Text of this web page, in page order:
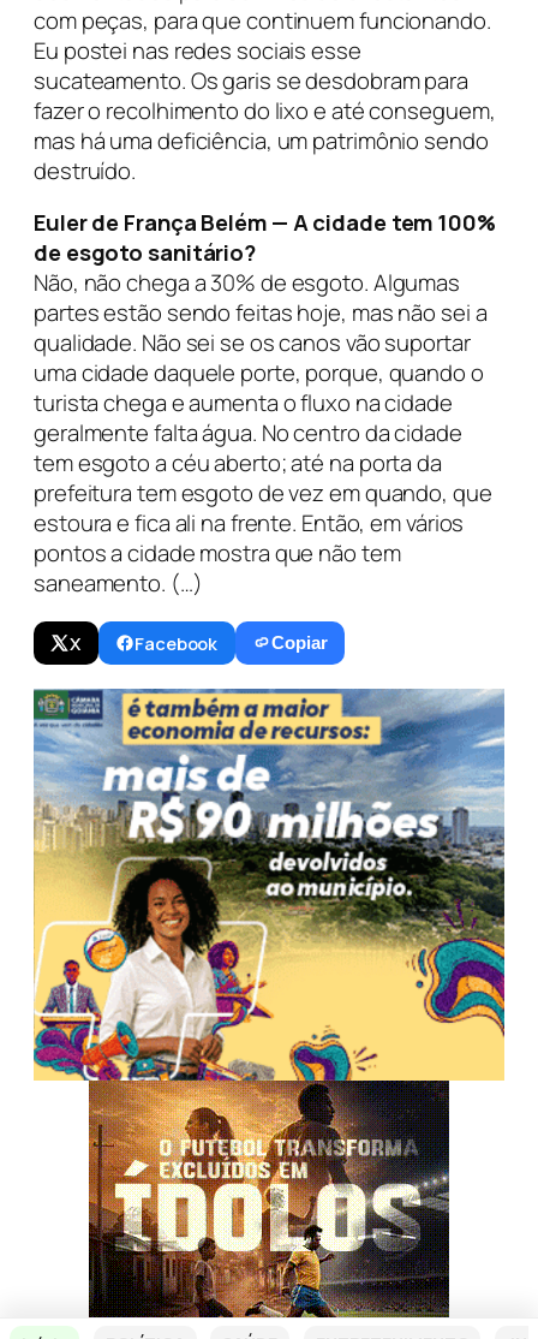
X Facebook Copiar
com peças, para que continuem funcionando.
Eu postei nas redes sociais esse
sucateamento. Os garis se desdobram para
fazer o recolhimento do lixo e até conseguem,
mas há uma deficiência, um patrimônio sendo
destruído.
Euler de França Belém — A cidade tem 100%
de esgoto sanitário?
Não, não chega a 30% de esgoto. Algumas
partes estão sendo feitas hoje, mas não sei a
qualidade. Não sei se os canos vão suportar
uma cidade daquele porte, porque, quando o
turista chega e aumenta o fluxo na cidade
geralmente falta água. No centro da cidade
tem esgoto a céu aberto; até na porta da
prefeitura tem esgoto de vez em quando, que
estoura e fica ali na frente. Então, em vários
pontos a cidade mostra que não tem
saneamento. (…)